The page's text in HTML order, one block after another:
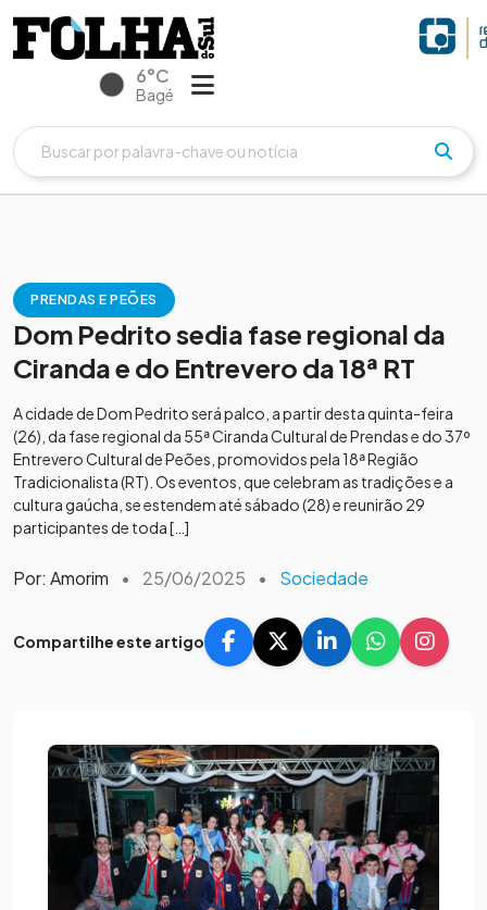
6°C
Bagé
PRENDAS E PEÕES
Dom Pedrito sedia fase regional da
Ciranda e do Entrevero da 18ª RT
A cidade de Dom Pedrito será palco, a partir desta quinta-feira
(26), da fase regional da 55ª Ciranda Cultural de Prendas e do 37º
Entrevero Cultural de Peões, promovidos pela 18ª Região
Tradicionalista (RT). Os eventos, que celebram as tradições e a
cultura gaúcha, se estendem até sábado (28) e reunirão 29
participantes de toda […]
Por: Amorim • 25/06/2025 • Sociedade
Compartilhe este artigo